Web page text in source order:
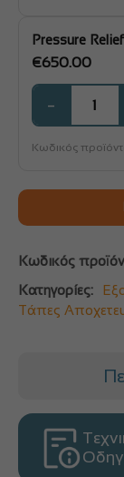
Pressure
€650.00
−
Κωδικός
Κωδικός
Κατηγορίες:
Τάπες